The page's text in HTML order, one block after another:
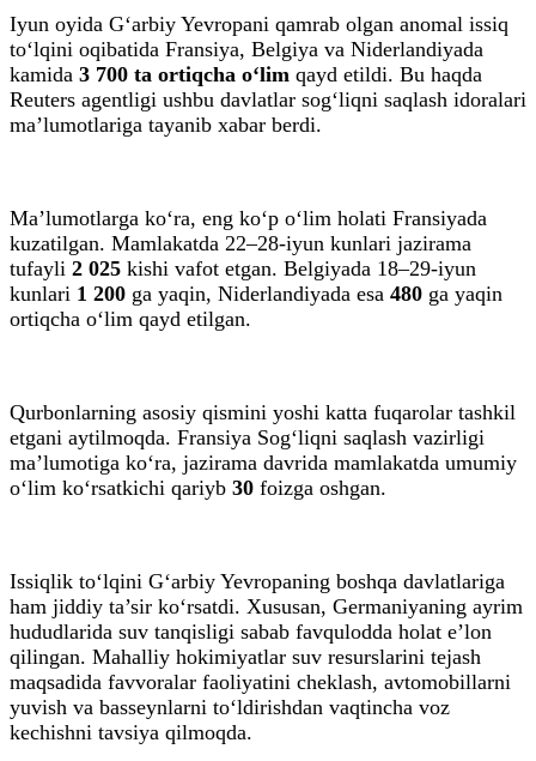
Iyun oyida G‘arbiy Yevropani qamrab olgan anomal issiq
to‘lqini oqibatida Fransiya, Belgiya va Niderlandiyada
kamida 3 700 ta ortiqcha o‘lim qayd etildi. Bu haqda
Reuters agentligi ushbu davlatlar sog‘liqni saqlash idoralari
ma’lumotlariga tayanib xabar berdi.
Ma’lumotlarga ko‘ra, eng ko‘p o‘lim holati Fransiyada
kuzatilgan. Mamlakatda 22–28-iyun kunlari jazirama
tufayli 2 025 kishi vafot etgan. Belgiyada 18–29-iyun
kunlari 1 200 ga yaqin, Niderlandiyada esa 480 ga yaqin
ortiqcha o‘lim qayd etilgan.
Qurbonlarning asosiy qismini yoshi katta fuqarolar tashkil
etgani aytilmoqda. Fransiya Sog‘liqni saqlash vazirligi
ma’lumotiga ko‘ra, jazirama davrida mamlakatda umumiy
o‘lim ko‘rsatkichi qariyb 30 foizga oshgan.
Issiqlik to‘lqini G‘arbiy Yevropaning boshqa davlatlariga
ham jiddiy ta’sir ko‘rsatdi. Xususan, Germaniyaning ayrim
hududlarida suv tanqisligi sabab favqulodda holat e’lon
qilingan. Mahalliy hokimiyatlar suv resurslarini tejash
maqsadida favvoralar faoliyatini cheklash, avtomobillarni
yuvish va basseynlarni to‘ldirishdan vaqtincha voz
kechishni tavsiya qilmoqda.